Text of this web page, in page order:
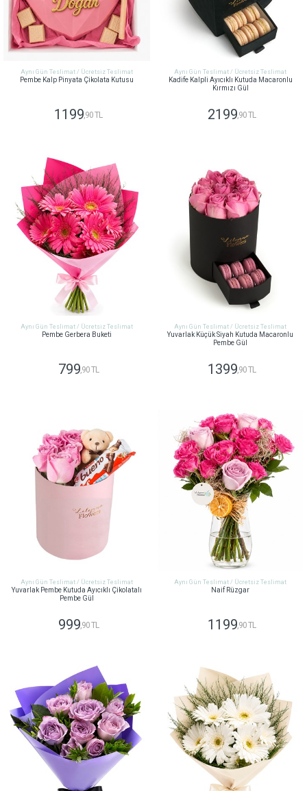
Aynı Gün Teslimat / Ücretsiz Teslimat
Pembe Kalp Pinyata Çikolata Kutusu
1199,90 TL
Aynı Gün Teslimat / Ücretsiz Teslimat
Kadife Kalpli Ayıcıklı Kutuda Macaronlu
Kırmızı Gül
2199,90 TL
Aynı Gün Teslimat / Ücretsiz Teslimat
Pembe Gerbera Buketi
799,90 TL
Aynı Gün Teslimat / Ücretsiz Teslimat
Yuvarlak Küçük Siyah Kutuda Macaronlu
Pembe Gül
1399,90 TL
Aynı Gün Teslimat / Ücretsiz Teslimat
Yuvarlak Pembe Kutuda Ayıcıklı Çikolatalı
Pembe Gül
999,90 TL
Aynı Gün Teslimat / Ücretsiz Teslimat
Naif Rüzgar
1199 ,90 TL